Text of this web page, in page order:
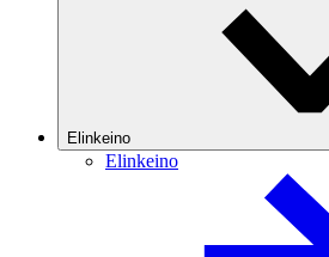
Elinkeino
Elinkeino